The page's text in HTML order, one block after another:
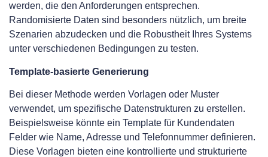
werden, die den Anforderungen entsprechen.
Randomisierte Daten sind besonders nützlich, um breite
Szenarien abzudecken und die Robustheit Ihres Systems
unter verschiedenen Bedingungen zu testen.
Template-basierte Generierung
Bei dieser Methode werden Vorlagen oder Muster
verwendet, um spezifische Datenstrukturen zu erstellen.
Beispielsweise könnte ein Template für Kundendaten
Felder wie Name, Adresse und Telefonnummer definieren.
Diese Vorlagen bieten eine kontrollierte und strukturierte